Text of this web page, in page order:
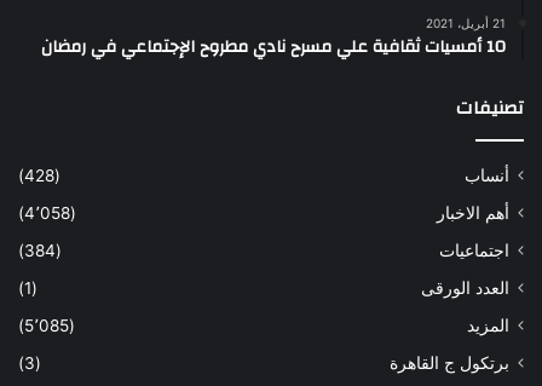
21 أبريل، 2021
10 أمسيات ثقافية علي مسرح نادي مطروح الإجتماعي في رمضان
تصنيفات
أنساب
(428)
أهم الاخبار
(4٬058)
اجتماعيات
(384)
العدد الورقى
(1)
المزيد
(5٬085)
برتكول ج القاهرة
(3)